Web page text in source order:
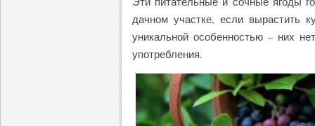
дачном участке, если вырастить
уникальной особенностью – них
употребления.